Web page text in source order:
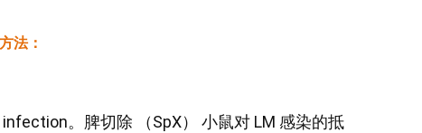
法：
。脾切除 （SpX） 小鼠对 LM 感染的抵